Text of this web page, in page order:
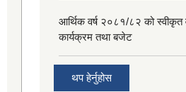
आर्थिक वर्ष २०८१/८२ को स्वीकृत
कार्यक्रम तथा बजेट
थप हेर्नुहोस